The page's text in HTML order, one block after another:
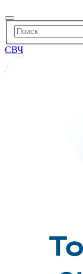
СВЧ